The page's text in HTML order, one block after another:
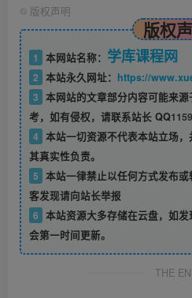
© 版权声明
版权
1 本网站名称： 学库课程网
2 本站永久网址： https://
3 本网站的文章部分内容可能来
考，如有侵权，请联系站长 QQ
4 本站一切资源不代表本站立场
其真实性负责。
5 本站一律禁止以任何方式发布
客发现请向站长举报
6 本站资源大多存储在云盘，如
会第一时间更新。
THE